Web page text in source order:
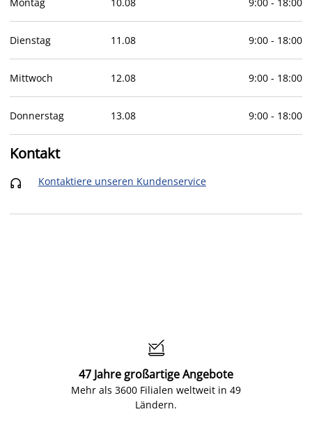
Dienstag 11 .08 9:00- 18:00
Mittwoch 12.08 9:00- 18:00
Donnerstag 13.08 9:00- 18:00
Kontakt
 Kontaktiere unseren Kundenservice

47 Jahre großartige Angebote
Mehr als 3600 Filialen weltweit in 49
Ländern.